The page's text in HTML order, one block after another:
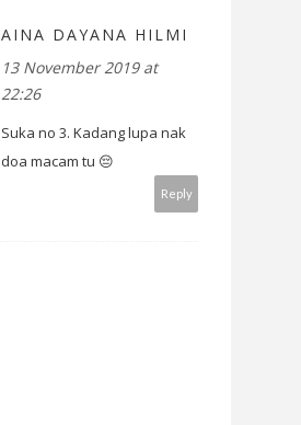
AINA DAYANA HILMI
13 November 2019 at
22:26
Suka no 3. Kadang lupa nak
doa macam tu 😔
Reply